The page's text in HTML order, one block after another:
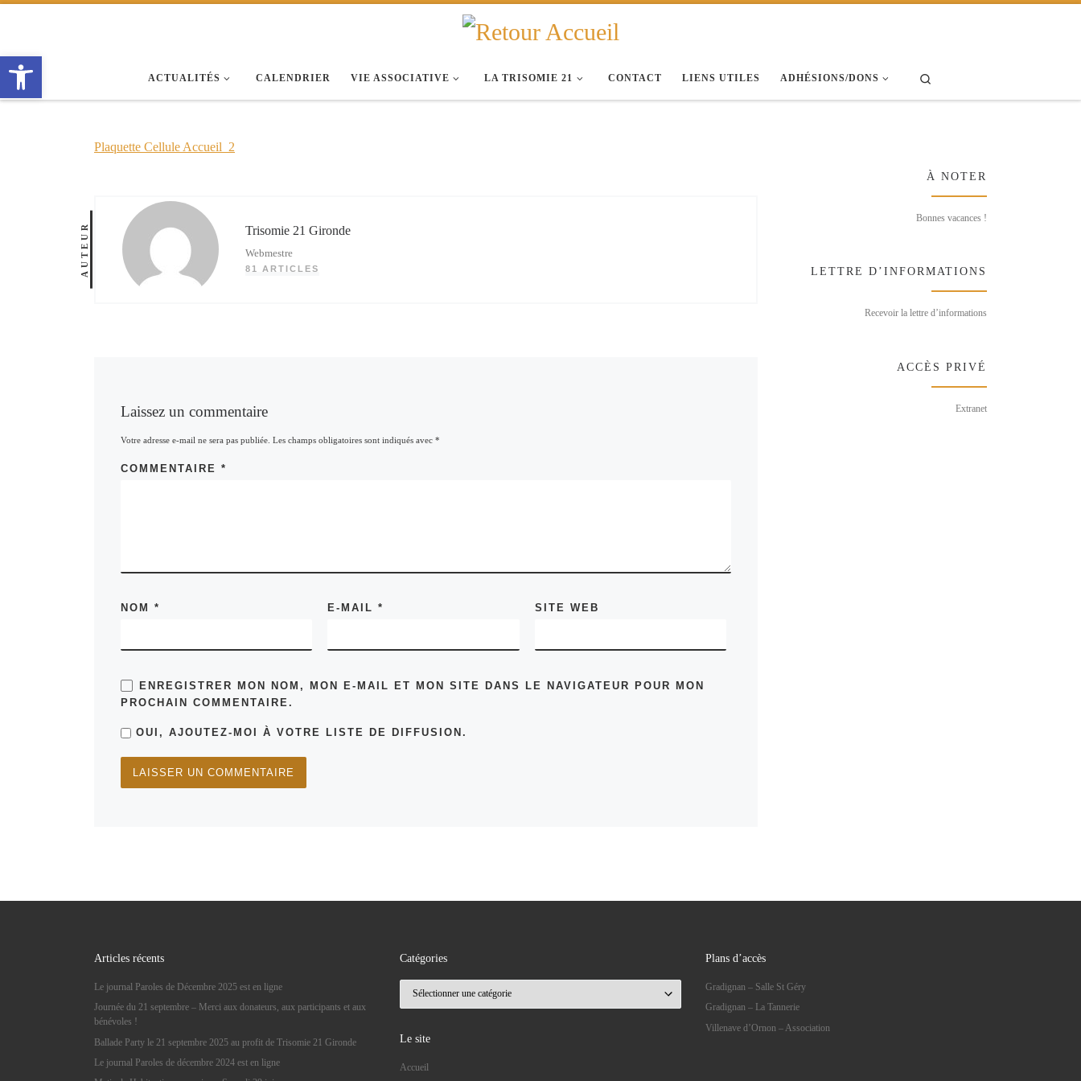
ACTUALITÉS CALENDRIER VIE ASSOCIATIVE LA TRISOMIE 21 CONTACT LIENS UTILES ADHÉSIONS/DONS
Plaquette Cellule Accueil_2
AUTEUR Trisomie 21 Gironde
Webmestre
81 ARTICLES
Laissez un commentaire
Votre adresse e-mail ne sera pas publiée. Les champs obligatoires sont indiqués avec *
COMMENTAIRE *
NOM * E-MAIL* SITE WEB
ENREGISTRER MON NOM, MON E-MAIL ET MON SITE DANS LE NAVIGATEUR POUR MON
PROCHAIN COMMENTAIRE.
OUI, AJOUTEZ-MOI À VOTRE LISTE DE DIFFUSION.
À NOTER
Bonnes vacances !
LETTRE D’INFORMATIONS
Recevoir la lettre d’informations
ACCÈS PRIVÉ
Extranet
Articles récents
Le journal Paroles de Décembre 2025 est en ligne
Journée du 21 septembre – Merci aux donateurs, aux participants et aux
bénévoles !
Ballade Party le 21 septembre 2025 au profit de Trisomie 21 Gironde
Le journal Paroles de décembre 2024 est en ligne
Catégories
Le site
Accueil
Plans d’accès
Gradignan – Salle St Géry
Gradignan – La Tannerie
Villenave d’Ornon – Association
Ouvrir la barre d’outils